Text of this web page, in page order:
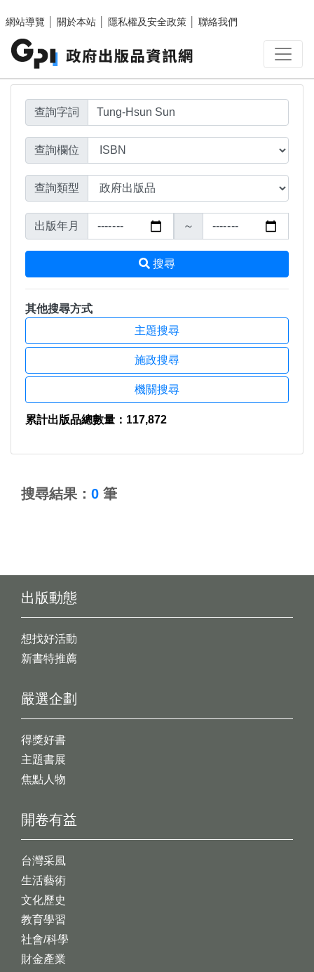
網站導覽
關於本站 隱私權及安全政策 聯絡我們
搜尋結果頁面
查詢字詞
查詢欄位
查詢類型
出版年月 ～
搜尋
其他搜尋方式
主題搜尋
施政搜尋
機關搜尋
累計出版品總數量：117,872
搜尋結果： 0 筆
出版動態
想找好活動
新書特推薦
開卷有益
台灣采風
生活藝術
文化歷史
教育學習
社會/科學
財金產業
嚴選企劃
得獎好書
主題書展
焦點人物